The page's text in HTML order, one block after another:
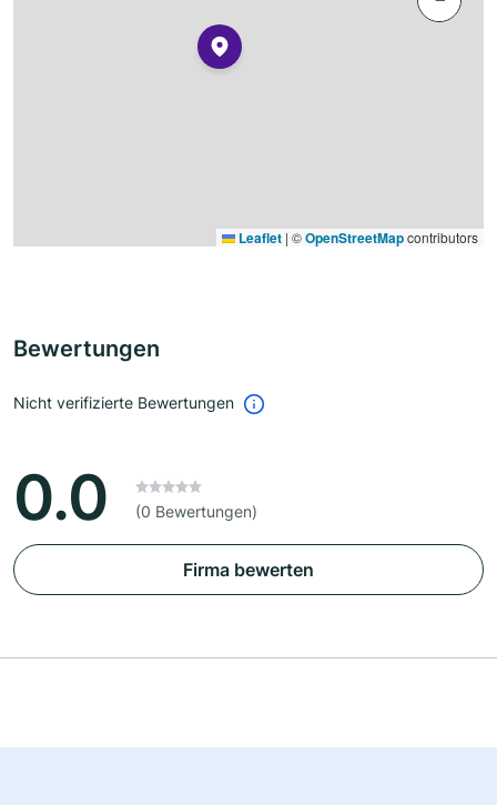
Leaflet | ©OpenStreetMapcontributors
Bewertungen
Nicht verifizierte Bewertungen
0.0 (0 Bewertungen)
Firma bewerten